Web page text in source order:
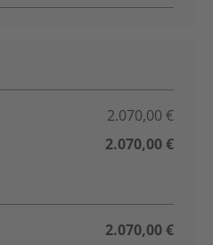
2.070,00 €
2.070,00 €
2.070,00 €